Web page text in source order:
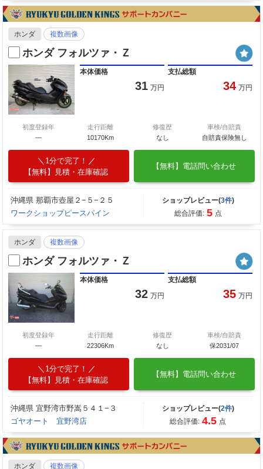
ホンダ 複数画像
ホンダ フォルツァ・Ｚ
本体価格
31 万円
支払総額
34 万円
初度登録年
―
走行距離
10170Km
修復歴
なし
車検/自賠責
自賠責保険無し
1分で完了！
【無料】見積・在庫確認
【無料】電話問い合わせ
沖縄県 那覇市壺屋２−５−２５
ワークショップピースパイン
ショップレビュー(3件)
総合評価: 5 点
ホンダ 複数画像
ホンダ フォルツァ・Ｚ
本体価格
32 万円
支払総額
35 万円
初度登録年
―
走行距離
22306Km
修復歴
なし
車検/自賠責
保2031/07
1分で完了！
【無料】見積・在庫確認
【無料】電話問い合わせ
沖縄県 宜野湾市野嵩５４１−３
ゴヤオート 宜野湾店
ショップレビュー(2件)
総合評価: 4.5 点
ホンダ 複数画像